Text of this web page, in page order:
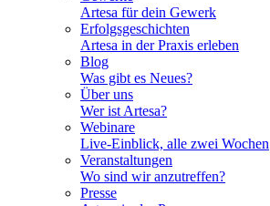
Artesa für dein Gewerk
Erfolgsgeschichten
Artesa in der Praxis erleben
Blog
Was gibt es Neues?
Über uns
Wer ist Artesa?
Webinare
Live-Einblick, alle zwei Wochen
Veranstaltungen
Wo sind wir anzutreffen?
Presse